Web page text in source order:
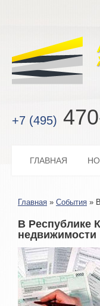
+7 (495)
ГЛАВНАЯ
Главная » События »
В Республике
недвижимости